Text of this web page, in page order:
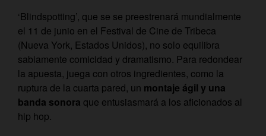
‘Blindspotting’, que se se preestrenará mundialmente
el 11 de junio en el Festival de Cine de Tribeca
(Nueva York, Estados Unidos), no solo equilibra
sabiamente comicidad y dramatismo. Para redondear
la apuesta, juega con otros ingredientes, como la
ruptura de la cuarta pared, un montaje ágil y una
banda sonora que entusiasmará a los aficionados al
hip hop.